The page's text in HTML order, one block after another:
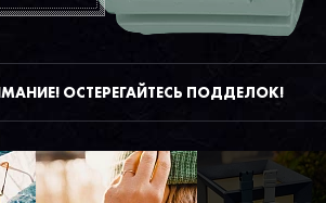
ОСТЕРЕГАЙТЕСЬ ПОДДЕЛОК!